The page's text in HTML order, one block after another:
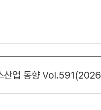
산업 동향